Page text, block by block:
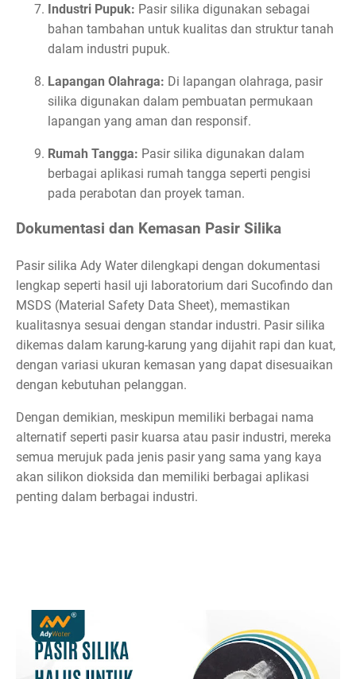
Industri Pupuk: Pasir silika digunakan sebagai
bahan tambahan untuk kualitas dan struktur tanah
dalam industri pupuk.
Lapangan Olahraga: Di lapangan olahraga, pasir
silika digunakan dalam pembuatan permukaan
lapangan yang aman dan responsif.
Rumah Tangga: Pasir silika digunakan dalam
berbagai aplikasi rumah tangga seperti pengisi
pada perabotan dan proyek taman.
Dokumentasi dan Kemasan Pasir Silika
Pasir silika Ady Water dilengkapi dengan dokumentasi
lengkap seperti hasil uji laboratorium dari Sucofindo dan
MSDS (Material Safety Data Sheet), memastikan
kualitasnya sesuai dengan standar industri. Pasir silika
dikemas dalam karung-karung yang dijahit rapi dan kuat,
dengan variasi ukuran kemasan yang dapat disesuaikan
dengan kebutuhan pelanggan.
Dengan demikian, meskipun memiliki berbagai nama
alternatif seperti pasir kuarsa atau pasir industri, mereka
semua merujuk pada jenis pasir yang sama yang kaya
akan silikon dioksida dan memiliki berbagai aplikasi
penting dalam berbagai industri.